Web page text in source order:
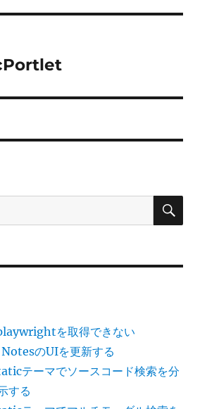
検
を取得できない
のUIを更新する
テーマでソースコード検索を分
する